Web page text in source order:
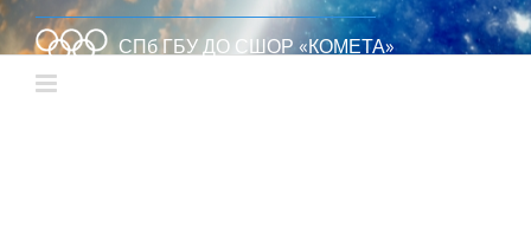
СПб ГБУ ДО СШОР «КОМЕТА»